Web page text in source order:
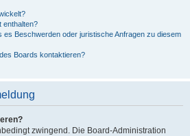
enthalten?
es Beschwerden oder juristische Anfragen zu diesem
Boards kontaktieren?
zwingend. Die Board-Administration